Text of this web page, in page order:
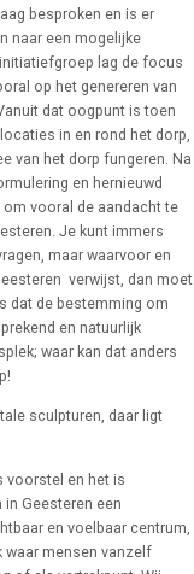
besproken en is er
naar een mogelijke
lag de focus
op het genereren van
dat oogpunt is toen
in en rond het dorp,
van het dorp fungeren. Na
en hernieuwd
vooral de aandacht te
Je kunt immers
maar waarvoor en
verwijst, dan moet
dat de bestemming om
en natuurlijk
waar kan dat anders
sculpturen, daar ligt
voorstel en het is
Geesteren een
en voelbaar centrum,
waar mensen vanzelf